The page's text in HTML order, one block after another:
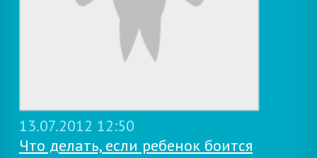
13.07.2012 12:50
Что делать, если ребенок боится